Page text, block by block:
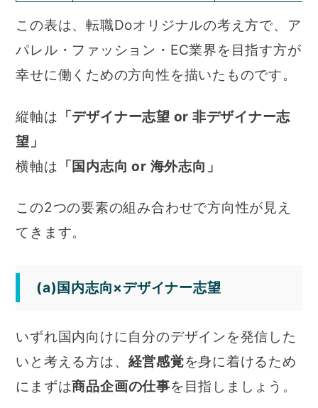
この表は、転職Doオリジナルの考え方で、ア
パレル・ファッション・EC業界を目指す方が
幸せに働くための方向性を描いたものです。
縦軸は 「デザイナー志望 or 非デザイナー志
望」
横軸は 「国内志向 or 海外志向」
この2つの要素の組み合わせで方向性が見え
てきます。
(a)国内志向×デザイナー志望
いずれ国内向けに自分のデザインを発信した
いと考える方は、 経営感覚を身に着けるため
にまずは商品企画の仕事を目指しましょう。